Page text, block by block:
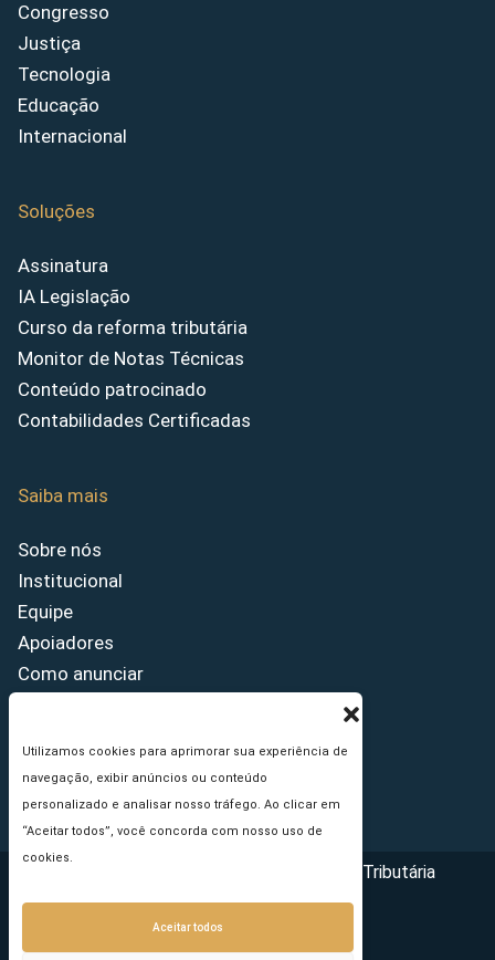
Utilizamos cookies para aprimorar sua experiência de
navegação, exibir anúncios ou conteúdo
personalizado e analisar nosso tráfego. Ao clicar em
“Aceitar todos”, você concorda com nosso uso de
cookies.
Aceitar todos
Congresso
Justiça
Tecnologia
Educação
Internacional
Soluções
Assinatura
IA Legislação
Curso da reforma tributária
Monitor de Notas Técnicas
Conteúdo patrocinado
Contabilidades Certificadas
Saiba mais
Sobre nós
Institucional
Equipe
Apoiadores
Como anunciar
Princípios Editoriais
Copyright © 2026 - Portal da Reforma Tributária